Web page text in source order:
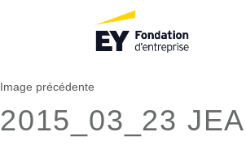
Image précédente
2015_03_23